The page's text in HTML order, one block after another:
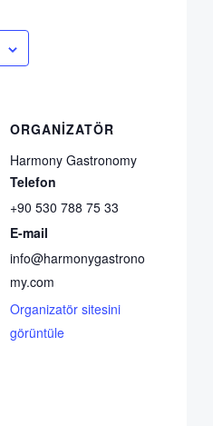
ORGANIZATÖR
Harmony Gastronomy
Telefon
+90 530 788 75 33
E-mail
info@harmonygastrono
my.com
Organizatör sitesini
görüntüle